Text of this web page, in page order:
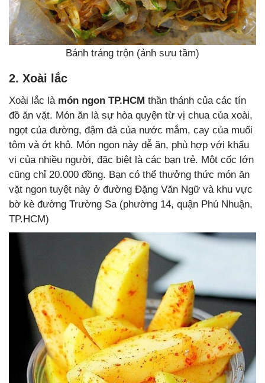
Bánh tráng trộn (ảnh sưu tầm)
2. Xoài lắc
Xoài lắc là món ngon TP.HCM thần thánh của các tín
đồ ăn vặt. Món ăn là sự hòa quyện từ vị chua của xoài,
ngọt của đường, đậm đà của nước mắm, cay của muối
tôm và ớt khô. Món ngon này dễ ăn, phù hợp với khẩu
vị của nhiều người, đặc biệt là các bạn trẻ. Một cốc lớn
cũng chỉ 20.000 đồng. Bạn có thể thưởng thức món ăn
vặt ngon tuyệt này ở đường Đặng Văn Ngữ và khu vực
bờ kè đường Trường Sa (phường 14, quận Phú Nhuận,
TP.HCM)